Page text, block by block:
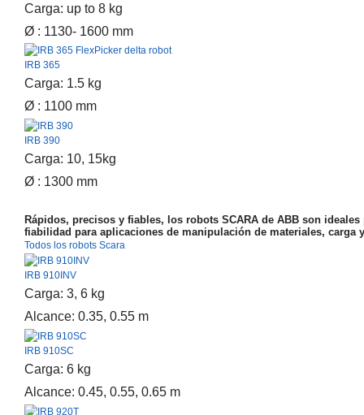
Carga: up to 8 kg
Ø : 1130- 1600 mm
IRB 365
Carga: 1.5 kg
Ø : 1100 mm
IRB 390
Carga: 10, 15kg
Ø : 1300 mm
Rápidos, precisos y fiables, los robots SCARA de ABB son
fiabilidad para aplicaciones de manipulación de materiales, carga
Todos los robots Scara
IRB 910INV
Carga: 3, 6 kg
Alcance: 0.35, 0.55 m
IRB 910SC
Carga: 6 kg
Alcance: 0.45, 0.55, 0.65 m